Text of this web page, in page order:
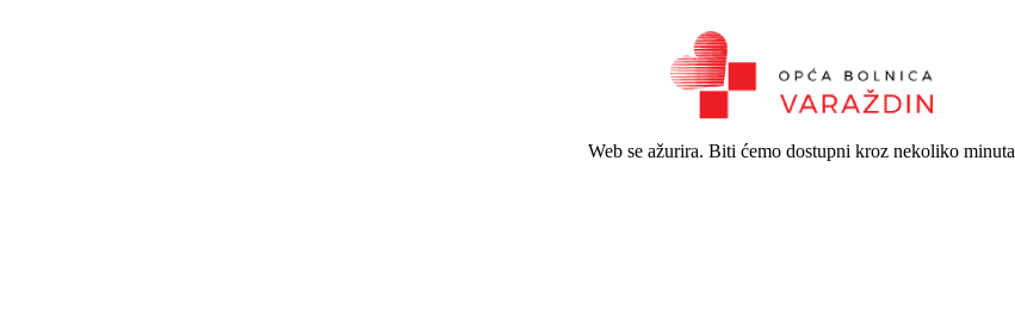
Web se ažurira. Biti ćemo dostupni kroz nekoliko minuta